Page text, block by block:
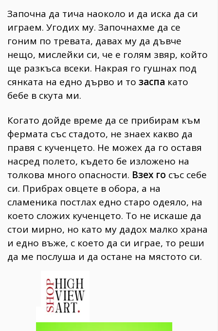
Започна да тича наоколо и да иска да си
играем. Угодих му. Започнахме да се
гоним по тревата, давах му да дъвче
нещо, мислейки си, че е голям звяр, който
ще разкъса всеки. Накрая го гушнах под
сянката на едно дърво и то заспа като
бебе в скута ми.
Когато дойде време да се прибирам към
фермата със стадото, не знаех какво да
правя с кученцето. Не можех да го оставя
насред полето, където бе изложено на
толкова много опасности. Взех го със себе
си. Прибрах овцете в обора, а на
сламеника постлах едно старо одеяло, на
което сложих кученцето. То не искаше да
стои мирно, но като му дадох малко храна
и едно въже, с което да си играе, то реши
да ме послуша и да остане на мястото си.